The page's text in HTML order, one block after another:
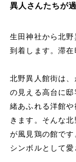
異人さんたちが
生田神社から北
到着します。滞
北野異人館街は
の見える高台に
緒あふれる洋館
きます。そんな
が風見鶏の館で
シンボルとして愛